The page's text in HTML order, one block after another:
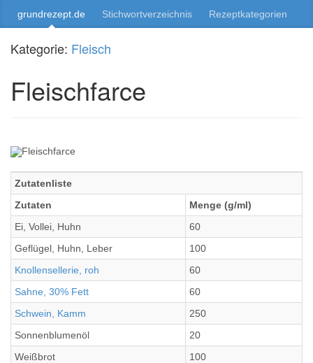
grundrezept.de Stichwortverzeichnis Rezeptkategorien
Kategorie: Fleisch
Fleischfarce
Zutatenliste
Zutaten
Menge (g/ml)
Ei, Vollei, Huhn
60
Geflügel, Huhn, Leber
100
Knollensellerie, roh
60
Sahne, 30% Fett
60
Schwein, Kamm
250
Sonnenblumenöl
20
Weißbrot
100